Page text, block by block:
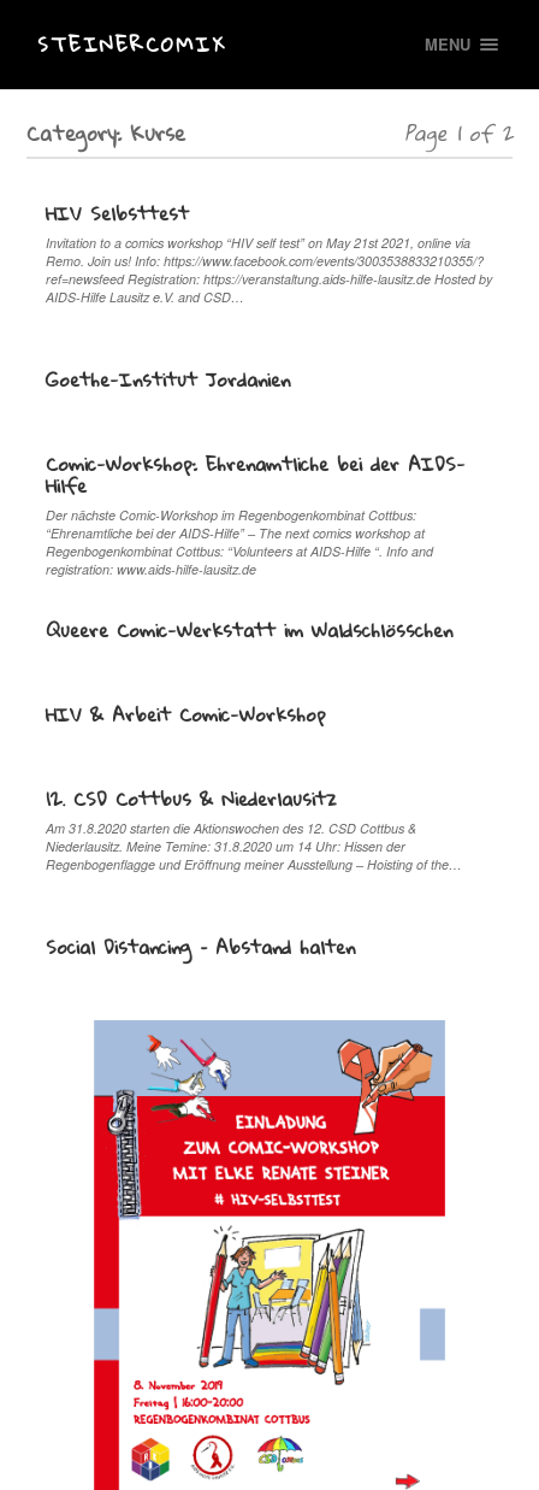
STEINERCOMIX MENU
Category:Kurse Page 1 of 2
HIV Selbsttest
Invitation to a comics workshop “HIV self test” on May 21st 2021, online via
Remo. Join us! Info: https://www.facebook.com/events/3003538833210355/?
ref=newsfeed Registration: https://veranstaltung.aids-hilfe-lausitz.de Hosted by
AIDS-Hilfe Lausitz e.V. and CSD…
Goethe-Institut Jordanien
Comic-Workshop: Ehrenamtliche bei der AIDS-
Hilfe
Der nächste Comic-Workshop im Regenbogenkombinat Cottbus:
“Ehrenamtliche bei der AIDS-Hilfe” – The next comics workshop at
Regenbogenkombinat Cottbus: “Volunteers at AIDS-Hilfe “. Info and
registration: www.aids-hilfe-lausitz.de
Queere Comic-Werkstatt im Waldschlösschen
HIV & Arbeit Comic-Workshop
12. CSD Cottbus & Niederlausitz
Am 31.8.2020 starten die Aktionswochen des 12. CSD Cottbus &
Niederlausitz. Meine Temine: 31.8.2020 um 14 Uhr: Hissen der
Regenbogenflagge und Eröffnung meiner Ausstellung – Hoisting of the…
Social Distancing – Abstand halten